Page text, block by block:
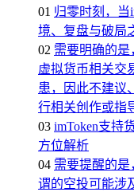
01 归零时刻，
境、复盘与破局
02 需要明确的
虚拟货币相关交
患，因此不建议
行相关创作或指
03 imToken支持
方位解析
04 需要提醒的
谓的空投可能涉